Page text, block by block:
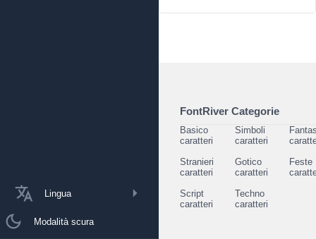
Lingua
Modalità scura
FontRiver Categorie
Basico
caratteri
Simboli
caratteri
Stranieri
caratteri
Gotico
caratteri
Feste
Script
caratteri
Techno
caratteri